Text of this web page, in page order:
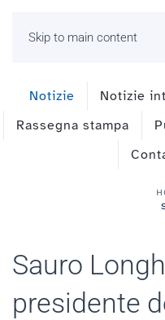
Skip to main content
Notizie Notizie
Rassegna stampa
Sauro
presidente